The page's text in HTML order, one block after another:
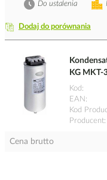
Dodaj do porównania
Do ustalenia
KG MKT-
Kod
EAN
Kod
Producent
Cena brutto